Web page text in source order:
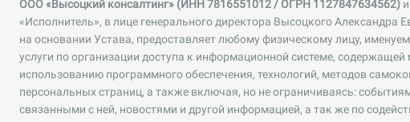
ООО «Высоцкий консалтинг» (ИНН 7816551012 / ОГРН 1127847634562)
«Исполнитель», в лице генерального директора Высоцкого Александра
на основании Устава, предоставляет любому физическому лицу,
услуги по организации доступа к информационной системе,
использованию программного обеспечения, технологий, методов
персональных страниц, а также включая, но не ограничиваясь:
связанными с ней, новостями и другой информацией, а так же по